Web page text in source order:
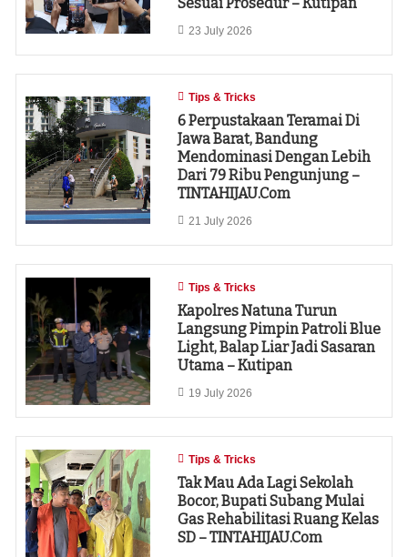
23 July 2026
Tips & Tricks
6 Perpustakaan Teramai Di
Jawa Barat, Bandung
Mendominasi Dengan Lebih
Dari 79 Ribu Pengunjung –
TINTAHIJAU.com
21 July 2026
Tips & Tricks
Kapolres Natuna Turun
Langsung Pimpin Patroli Blue
Light, Balap Liar Jadi Sasaran
Utama – Kutipan
19 July 2026
Tips & Tricks
Tak Mau Ada Lagi Sekolah
Bocor, Bupati Subang Mulai
Gas Rehabilitasi Ruang Kelas
SD – TINTAHIJAU.com